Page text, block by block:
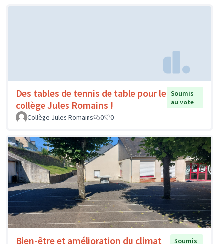
Des tables de tennis de table pour le
collège Jules Romains !
Soumis
au vote
Collège Jules Romains
0 0
Bien-être et amélioration du climat
Soumis